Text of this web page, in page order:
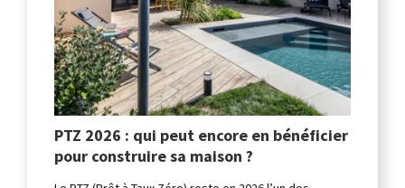
PTZ 2026 : qui peut encore en bénéficier
pour construire sa maison ?